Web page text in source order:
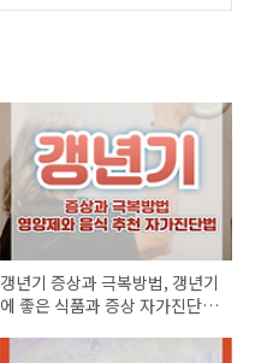
갱년기 증상과 극복방법, 갱년기
에 좋은 식품과 증상 자가진단